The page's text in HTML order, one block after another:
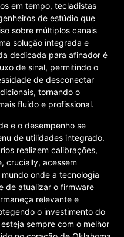
em tempo, tecladistas
de estúdio que
sobre múltiplos canais
solução integrada e
dedicada para afinador é
de sinal, permitindo o
de desconectar
tornando o
fluido e profissional.
e o desempenho se
de utilidades integrado.
realizem calibrações,
crucially, acessem
onde a tecnologia
de atualizar o firmware
relevante e
o investimento do
sempre com o melhor